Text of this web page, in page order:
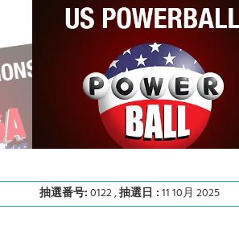
抽選番号:0122 ,抽選日 :11 10月 2025